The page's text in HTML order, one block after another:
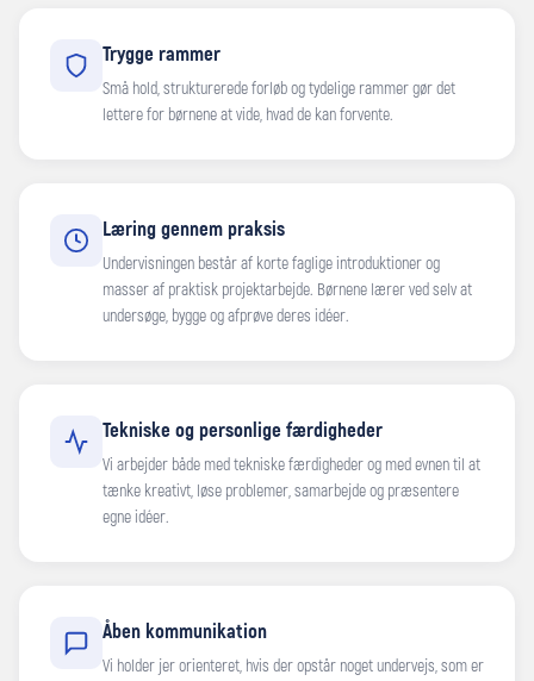
Trygge rammer
Små hold, strukturerede forløb og tydelige rammer gør det
lettere for børnene at vide, hvad de kan forvente.
Læring gennem praksis
Undervisningen består af korte faglige introduktioner og
masser af praktisk projektarbejde. Børnene lærer ved selv at
undersøge, bygge og afprøve deres idéer.
Tekniske og personlige færdigheder
Vi arbejder både med tekniske færdigheder og med evnen til at
tænke kreativt, løse problemer, samarbejde og præsentere
egne idéer.
Åben kommunikation
Vi holder jer orienteret, hvis der opstår noget undervejs, som er